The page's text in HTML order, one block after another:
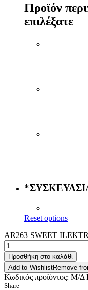
Προϊόν
επιλέξατε
*
Reset options
AR263 SWEET
Προσθήκη στο καλάθι
Add to WishlistRemove
Κωδικός προϊόντος: Μ/Δ
Share